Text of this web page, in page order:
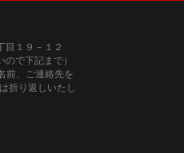
目１９－１２
で下記まで）
前、ご連絡先を
折り返しいたし